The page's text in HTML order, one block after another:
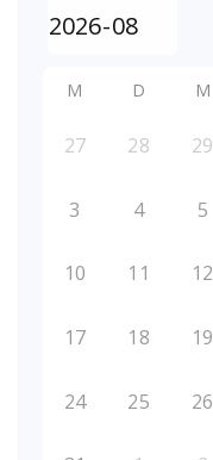
M D M
27 28 29
3 4 5
10 11 12
17 18 19
24 25 26